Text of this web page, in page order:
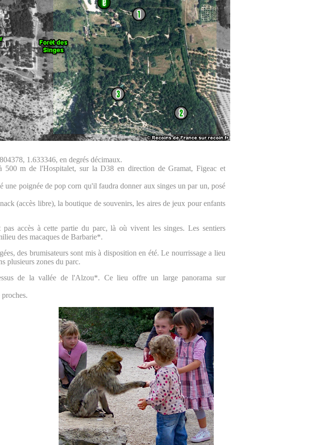
1.633346, en degrés décimaux.
500 m de l'Hospitalet, sur la D38 en direction de Gramat, Figeac et
une poignée de pop corn qu'il faudra donner aux singes un par un, posé
(accès libre), la boutique de souvenirs, les aires de jeux pour enfants
pas accès à cette partie du parc, là où vivent les singes. Les sentiers
des macaques de Barbarie*.
des brumisateurs sont mis à disposition en été. Le nourrissage a lieu
plusieurs zones du parc.
de la vallée de l'Alzou*. Ce lieu offre un large panorama sur